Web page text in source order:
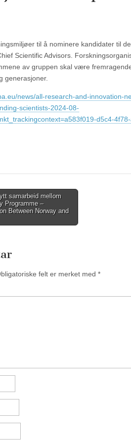
til å nominere kandidater til
Scientific Advisors.
av gruppen skal være
generasjoner.
news/all-research-and-innovation-
scientists-2024-08-
d5c4-
samarbeid mellom
Programme –
Between Norway and
felt er merket med *